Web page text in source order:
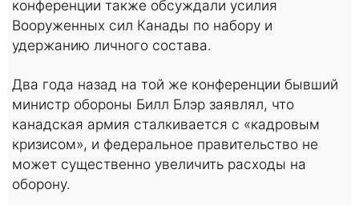
конференции также обсуждали усилия
Вооруженных сил Канады по набору и
удержанию личного состава.
Два года назад на той же конференции бывший
министр обороны Билл Блэр заявлял, что
канадская армия сталкивается с «кадровым
кризисом», и федеральное правительство не
может существенно увеличить расходы на
оборону.